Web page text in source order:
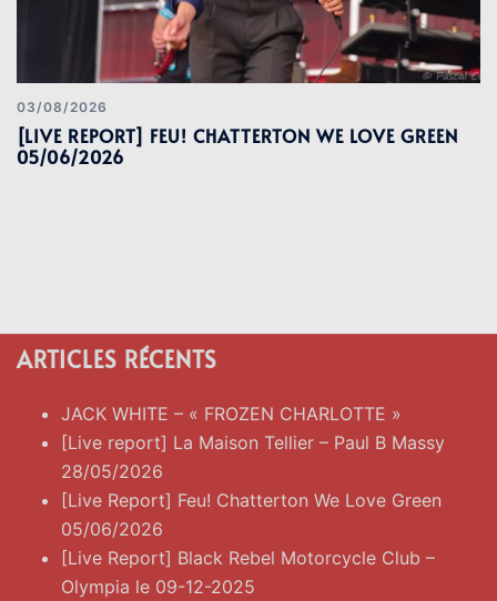
03/08/2026
[LIVE REPORT] FEU! CHATTERTON WE LOVE GREEN
05/06/2026
ARTICLES RÉCENTS
JACK WHITE – « FROZEN CHARLOTTE »
[Live report] La Maison Tellier – Paul B Massy
28/05/2026
[Live Report] Feu! Chatterton We Love Green
05/06/2026
[Live Report] Black Rebel Motorcycle Club –
Olympia le 09-12-2025